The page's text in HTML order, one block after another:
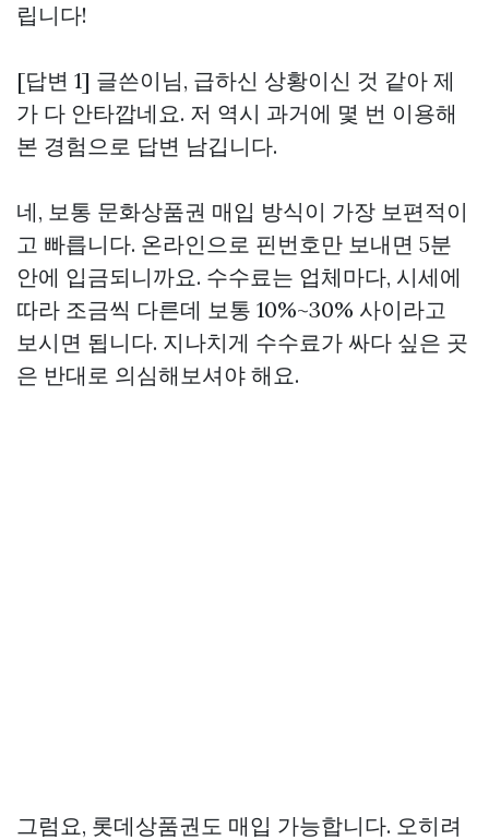
립니다!
[답변 1] 글쓴이님, 급하신 상황이신 것 같아 제
가 다 안타깝네요. 저 역시 과거에 몇 번 이용해
본 경험으로 답변 남깁니다.
네, 보통 문화상품권 매입 방식이 가장 보편적이
고 빠릅니다. 온라인으로 핀번호만 보내면 5분
안에 입금되니까요. 수수료는 업체마다, 시세에
따라 조금씩 다른데 보통 10%~30% 사이라고
보시면 됩니다. 지나치게 수수료가 싸다 싶은 곳
은 반대로 의심해보셔야 해요.
그럼요, 롯데상품권도 매입 가능합니다. 오히려